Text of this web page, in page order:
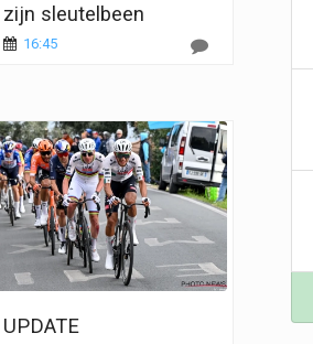
zijn sleutelbeen
16:45
UPDATE